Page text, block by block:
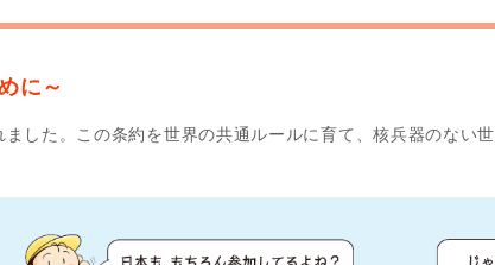
に～
した。この条約を世界の共通ルールに育て、核兵器のない